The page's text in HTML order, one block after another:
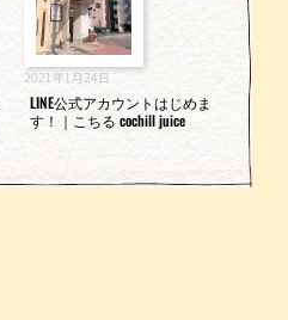
2021年1月24日
LINE公式アカウントはじめま
す！｜こちる cochill juice